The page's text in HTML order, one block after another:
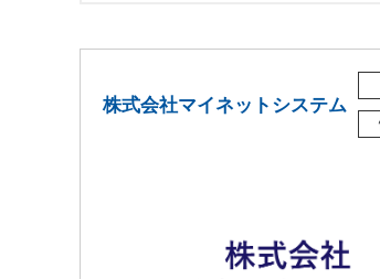
株式会社マイネットシステム